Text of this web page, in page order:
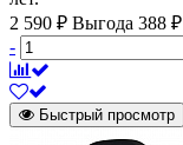
2 590 ₽ Выгода 388 ₽
-
Быстрый просмотр